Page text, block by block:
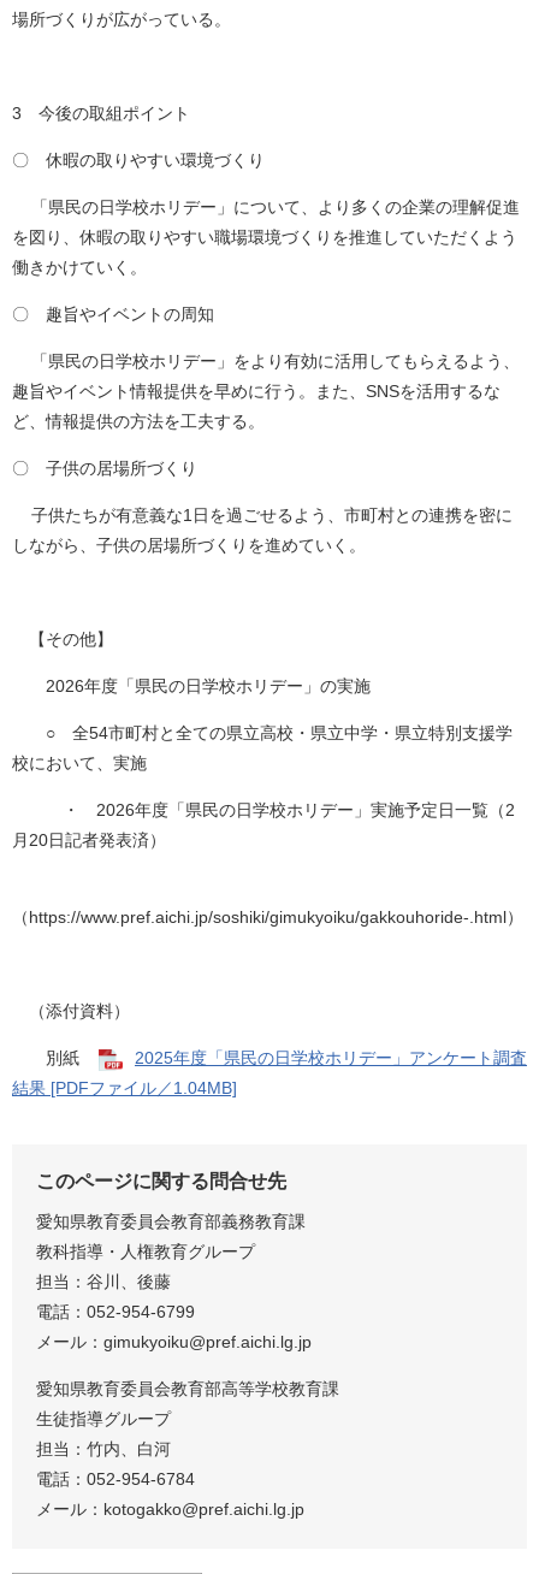
場所づくりが広がっている。
3 今後の取組ポイント
〇 休暇の取りやすい環境づくり
「県民の日学校ホリデー」について、より多くの企業の理解促進
を図り、休暇の取りやすい職場環境づくりを推進していただくよう
働きかけていく。
〇 趣旨やイベントの周知
「県民の日学校ホリデー」をより有効に活用してもらえるよう、
趣旨やイベント情報提供を早めに行う。また、SNSを活用するな
ど、情報提供の方法を工夫する。
〇 子供の居場所づくり
子供たちが有意義な1日を過ごせるよう、市町村との連携を密に
しながら、子供の居場所づくりを進めていく。
【その他】
2026年度「県民の日学校ホリデー」の実施
○ 全54市町村と全ての県立高校・県立中学・県立特別支援学
校において、実施
・ 2026年度「県民の日学校ホリデー」実施予定日一覧（2
月20日記者発表済）
（https://www.pref.aichi.jp/soshiki/gimukyoiku/gakkouhoride-.html）
（添付資料）
別紙
2025年度「県民の日学校ホリデー」アンケート調査
結果 [PDFファイル／1.04MB]
このページに関する問合せ先
愛知県教育委員会教育部義務教育課
教科指導・人権教育グループ
担当：谷川、後藤
電話：052-954-6799
メール：gimukyoiku@pref.aichi.lg.jp
愛知県教育委員会教育部高等学校教育課
生徒指導グループ
担当：竹内、白河
電話：052-954-6784
メール：kotogakko@pref.aichi.lg.jp